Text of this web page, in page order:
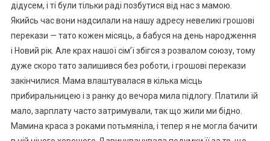
дідусем, і ті були тільки раді позбутися від нас з мамою.
Якийсь час вони надсилали на нашу адресу невеликі грошові
перекази — тато кожен місяць, а бабуся на день народження
і Новий рік. Але крах нашої сім’ї збігся з розвалом союзу, тому
дуже скоро тато залишився без роботи, і грошові перекази
закінчилися. Мама влаштувалася в кілька місць
прибиральницею і з ранку до вечора мила підлогу. Платили їй
мало, зарплату часто затримували, так що жили ми бідно.
Мамина краса з роками потьмяніла, і тепер я не могла бачити